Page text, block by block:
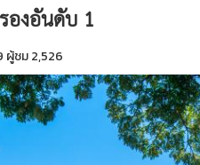
องอันดับ 1
ผู้ชม 2,526